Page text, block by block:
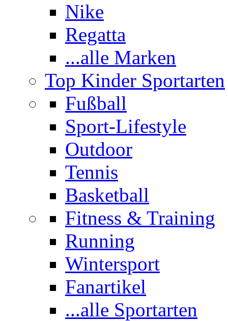
Nike
Regatta
...alle Marken
Top Kinder Sportarten
Fußball
Sport-Lifestyle
Outdoor
Tennis
Basketball
Fitness & Training
Running
Wintersport
Fanartikel
...alle Sportarten